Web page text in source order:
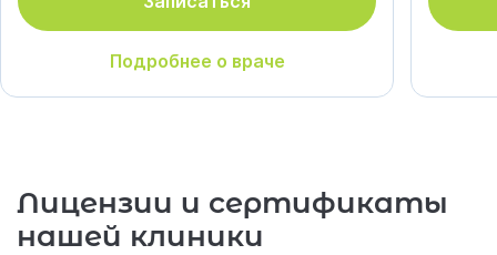
Подробнее о враче
Лицензии и сертификаты
нашей клиники